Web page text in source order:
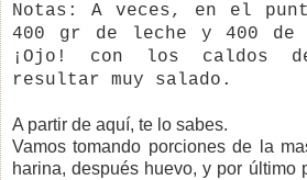
Notas: A veces, en el
400 gr de leche y 400 de
¡Ojo! con los caldos
resultar muy salado.
A partir de aquí, te lo sabes.
Vamos tomando porciones de la
harina, después huevo, y por último